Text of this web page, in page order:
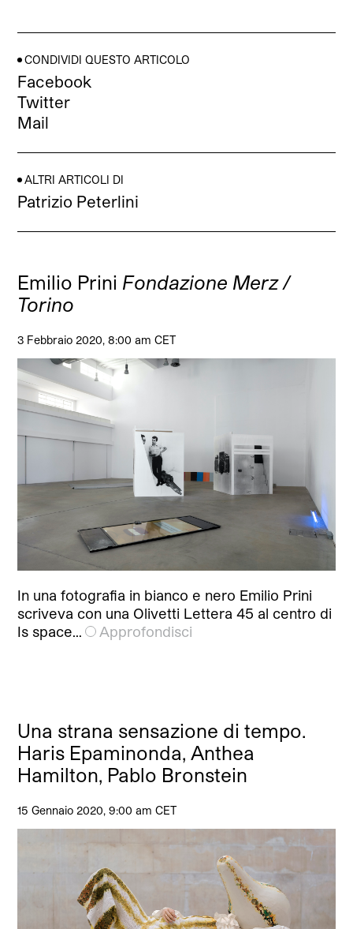
CONDIVIDI QUESTO ARTICOLO
Facebook
Twitter
Mail
ALTRI ARTICOLI DI
Patrizio Peterlini
Emilio Prini Fondazione Merz /
Torino
3 Febbraio 2020, 8:00 am CET
In una fotografia in bianco e nero Emilio Prini
scriveva con una Olivetti Lettera 45 al centro di
Is space…
Approfondisci
Una strana sensazione di tempo.
Haris Epaminonda, Anthea
Hamilton, Pablo Bronstein
15 Gennaio 2020, 9:00 am CET